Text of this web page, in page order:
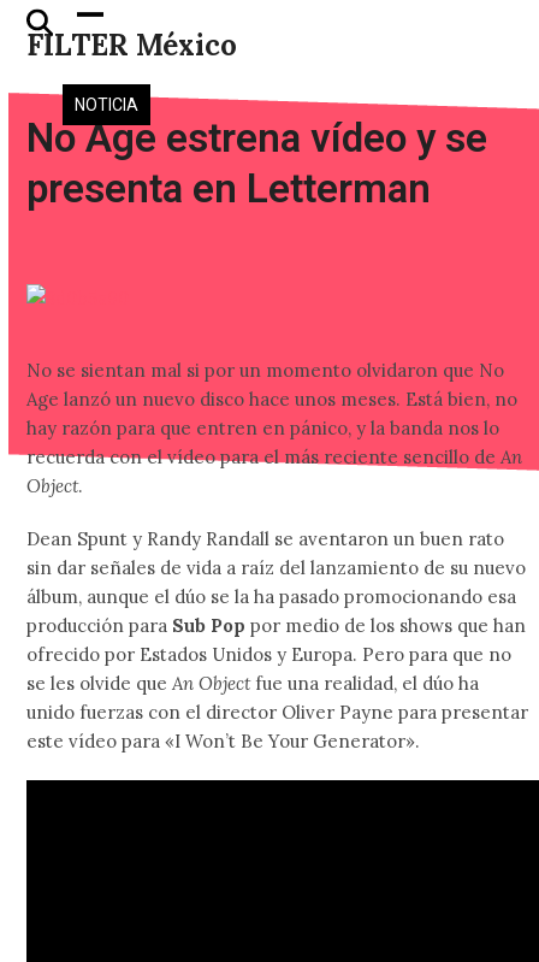
Skip
FILTER México
Open
mobile
menu
Close
mobile
menu
NOTICIA
No Age estrena vídeo y se
presenta en Letterman
No se sientan mal si por un momento olvidaron que No
Age lanzó un nuevo disco hace unos meses. Está bien, no
hay razón para que entren en pánico, y la banda nos lo
recuerda con el vídeo para el más reciente sencillo deAn
Object.
Dean Spunt y Randy Randall se aventaron un buen rato
sin dar señales de vida a raíz del lanzamiento de su nuevo
álbum, aunque el dúo se la ha pasado promocionando esa
producción para Sub Pop por medio de los shows que han
ofrecido por Estados Unidos y Europa. Pero para que no
se les olvide queAn Objectfue una realidad, el dúo ha
unido fuerzas con el director Oliver Payne para presentar
este vídeo para «I Won’t Be Your Generator».